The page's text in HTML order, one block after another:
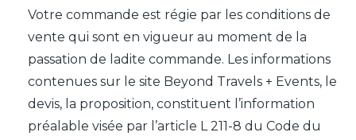
Votre commande est régie par les conditions de
vente qui sont en vigueur au moment de la
passation de ladite commande. Les informations
contenues sur le site Beyond Travels + Events, le
devis, la proposition, constituent l’information
préalable visée par l’article L 211-8 du Code du